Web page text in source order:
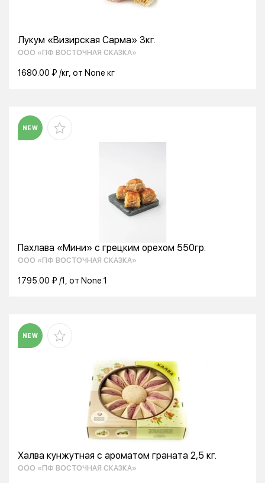
Лукум «Визирская Сарма» 3кг.
ООО «ПФ ВОСТОЧНАЯ СКАЗКА»
1680.00 ₽ /кг, от None кг
NEW
Пахлава «Мини» с грецким орехом 550гр.
ООО «ПФ ВОСТОЧНАЯ СКАЗКА»
1795.00 ₽ /1, от None 1
NEW
Халва кунжутная с ароматом граната 2,5 кг.
ООО «ПФ ВОСТОЧНАЯ СКАЗКА»